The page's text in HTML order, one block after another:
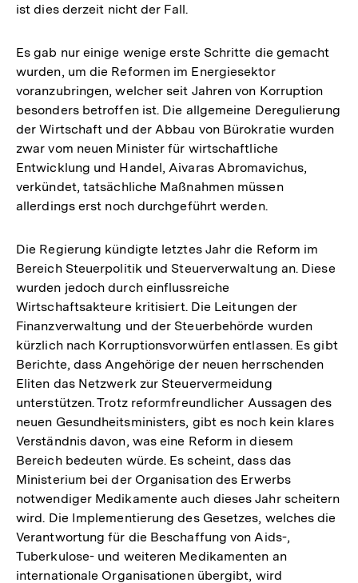
ist dies derzeit nicht der Fall.
Es gab nur einige wenige erste Schritte die gemacht
wurden, um die Reformen im Energiesektor
voranzubringen, welcher seit Jahren von Korruption
besonders betroffen ist. Die allgemeine Deregulierung
der Wirtschaft und der Abbau von Bürokratie wurden
zwar vom neuen Minister für wirtschaftliche
Entwicklung und Handel, Aivaras Abromavichus,
verkündet, tatsächliche Maßnahmen müssen
allerdings erst noch durchgeführt werden.
Die Regierung kündigte letztes Jahr die Reform im
Bereich Steuerpolitik und Steuerverwaltung an. Diese
wurden jedoch durch einflussreiche
Wirtschaftsakteure kritisiert. Die Leitungen der
Finanzverwaltung und der Steuerbehörde wurden
kürzlich nach Korruptionsvorwürfen entlassen. Es gibt
Berichte, dass Angehörige der neuen herrschenden
Eliten das Netzwerk zur Steuervermeidung
unterstützen. Trotz reformfreundlicher Aussagen des
neuen Gesundheitsministers, gibt es noch kein klares
Verständnis davon, was eine Reform in diesem
Bereich bedeuten würde. Es scheint, dass das
Ministerium bei der Organisation des Erwerbs
notwendiger Medikamente auch dieses Jahr scheitern
wird. Die Implementierung des Gesetzes, welches die
Verantwortung für die Beschaffung von Aids-,
Tuberkulose- und weiteren Medikamenten an
internationale Organisationen übergibt, wird